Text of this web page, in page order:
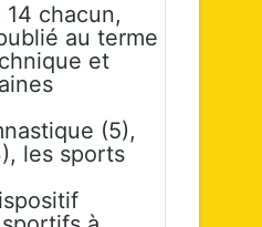
chacun,
au terme
et
(5),
les sports